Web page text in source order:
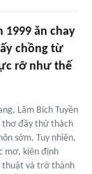
1999 ăn chay
chồng từ
rỡ như thế
Lâm Bích Tuyền
đầy thử thách
sớm. Tuy nhiên,
mơ, kiên định
thuật và trở thành